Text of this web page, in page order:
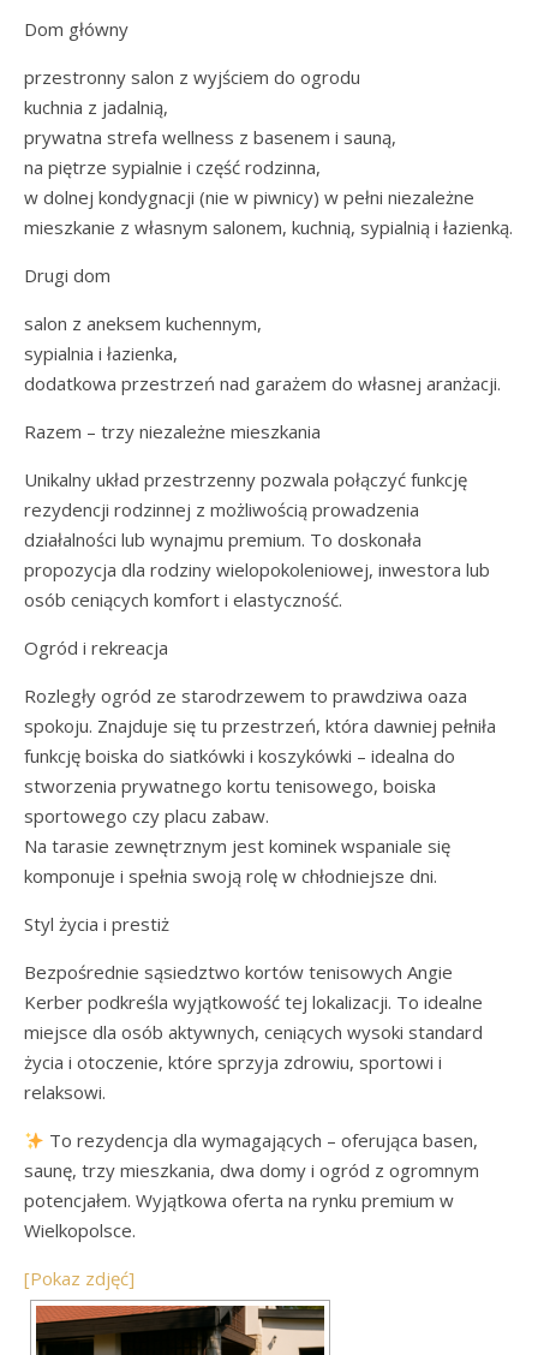
Dom główny
przestronny salon z wyjściem do ogrodu
kuchnia z jadalnią,
prywatna strefa wellness z basenem i sauną,
na piętrze sypialnie i część rodzinna,
w dolnej kondygnacji (nie w piwnicy) w pełni niezależne
mieszkanie z własnym salonem, kuchnią, sypialnią i łazienką.
Drugi dom
salon z aneksem kuchennym,
sypialnia i łazienka,
dodatkowa przestrzeń nad garażem do własnej aranżacji.
Razem – trzy niezależne mieszkania
Unikalny układ przestrzenny pozwala połączyć funkcję
rezydencji rodzinnej z możliwością prowadzenia
działalności lub wynajmu premium. To doskonała
propozycja dla rodziny wielopokoleniowej, inwestora lub
osób ceniących komfort i elastyczność.
Ogród i rekreacja
Rozległy ogród ze starodrzewem to prawdziwa oaza
spokoju. Znajduje się tu przestrzeń, która dawniej pełniła
funkcję boiska do siatkówki i koszykówki – idealna do
stworzenia prywatnego kortu tenisowego, boiska
sportowego czy placu zabaw.
Na tarasie zewnętrznym jest kominek wspaniale się
komponuje i spełnia swoją rolę w chłodniejsze dni.
Styl życia i prestiż
Bezpośrednie sąsiedztwo kortów tenisowych Angie
Kerber podkreśla wyjątkowość tej lokalizacji. To idealne
miejsce dla osób aktywnych, ceniących wysoki standard
życia i otoczenie, które sprzyja zdrowiu, sportowi i
relaksowi.
To rezydencja dla wymagających – oferująca basen,
saunę, trzy mieszkania, dwa domy i ogród z ogromnym
potencjałem. Wyjątkowa oferta na rynku premium w
Wielkopolsce.
[Pokaz zdjęć]